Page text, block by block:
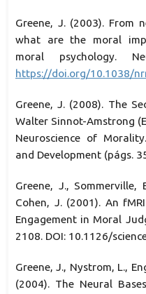
Greene, J. (2003). From
what are the moral
moral psychology.
https://doi.org/10.1038/
Greene, J. (2008). The
Walter Sinnot-Amstrong
Neuroscience of
and Development (págs.
Greene, J.,
Cohen, J. (2001). An
Engagement in Moral
2108. DOI: 10.1126/
Greene, J., Nystrom, L.,
(2004). The Neural